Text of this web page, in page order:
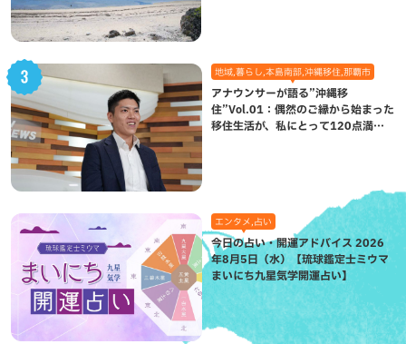
地域,暮らし,本島南部,沖縄移住,那覇市
アナウンサーが語る”沖縄移
住”Vol.01：偶然のご縁から始まった
移住生活が、私にとって120点満点
エンタメ,占い
今日の占い・開運アドバイス 2026
年8月5日（水）【琉球鑑定士ミウマ
まいにち九星気学開運占い】